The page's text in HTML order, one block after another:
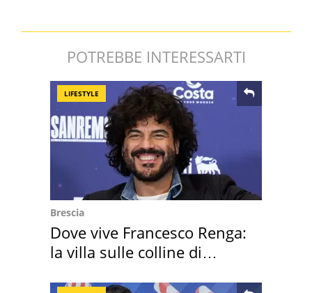
POTREBBE INTERESSARTI
LIFESTYLE
Brescia
Dove vive Francesco Renga:
la villa sulle colline di